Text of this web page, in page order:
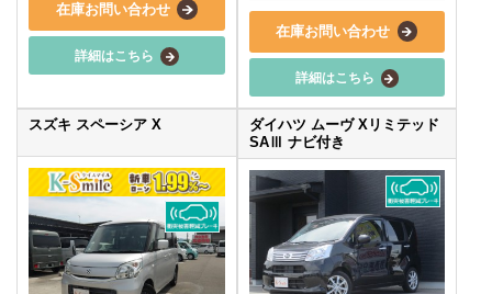
在庫お問い合わせ
詳細はこちら
在庫お問い合わせ
詳細はこちら
スズキ スペーシア X
ダイハツ ムーヴ Xリミテッド
SAⅢ ナビ付き